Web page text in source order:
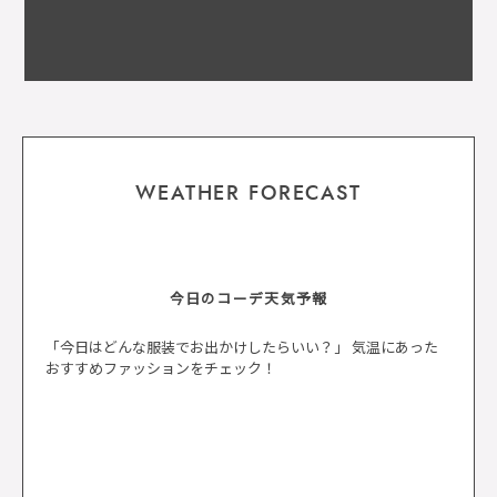
WEATHER FORECAST
今日のコーデ天気予報
「今日はどんな服装でお出かけしたらいい？」 気温にあった
おすすめファッションをチェック！